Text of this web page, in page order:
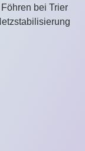
bei Trier